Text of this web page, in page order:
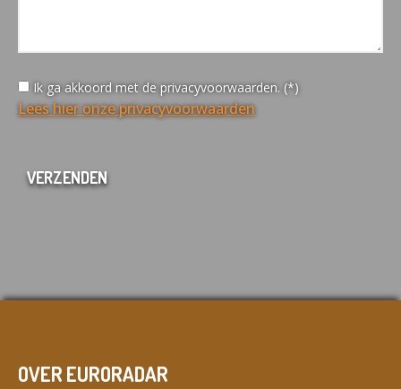
Ik ga akkoord met de privacyvoorwaarden. (*)
Lees hier onze privacyvoorwaarden
OVER EURORADAR